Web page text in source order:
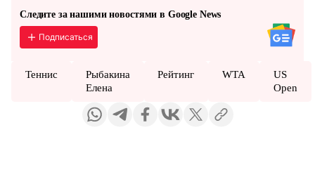
Следите за нашими новостями в Google News
Подписаться
Теннис
Рыбакина
Елена
Рейтинг WTA
US
Open